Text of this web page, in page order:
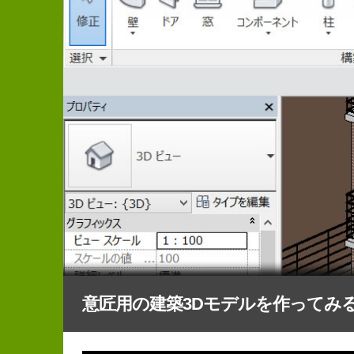
意匠用の建築3Dモデルを作ってみ